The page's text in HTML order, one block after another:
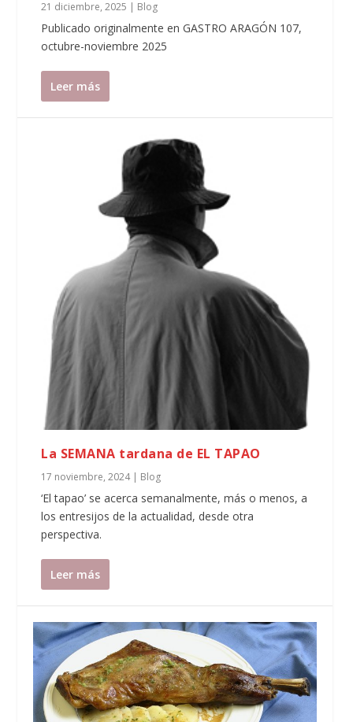
21 diciembre, 2025 | Blog
Publicado originalmente en GASTRO ARAGÓN 107,
octubre-noviembre 2025
Leer más
La SEMANA tardana de EL TAPAO
17 noviembre, 2024| Blog
‘El tapao’ se acerca semanalmente, más o menos, a
los entresijos de la actualidad, desde otra
perspectiva.
Leer más